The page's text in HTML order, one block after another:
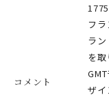
コメント
フ
ラ
を
ザイ